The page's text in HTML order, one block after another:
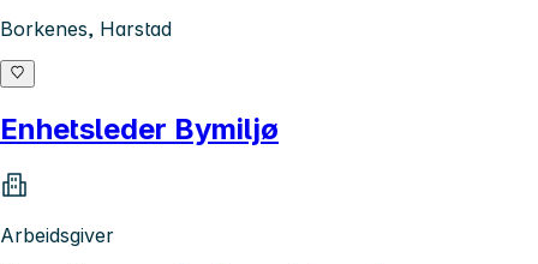
Borkenes, Harstad
Enhetsleder Bymiljø
Arbeidsgiver